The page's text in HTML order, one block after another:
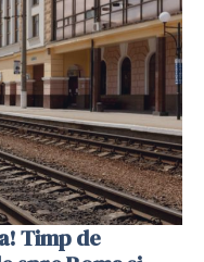
Timp de